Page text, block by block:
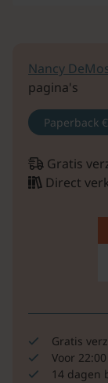
Nancy
pagina's
Paperback
Gratis
Direct
Gratis
Voor
14 dagen